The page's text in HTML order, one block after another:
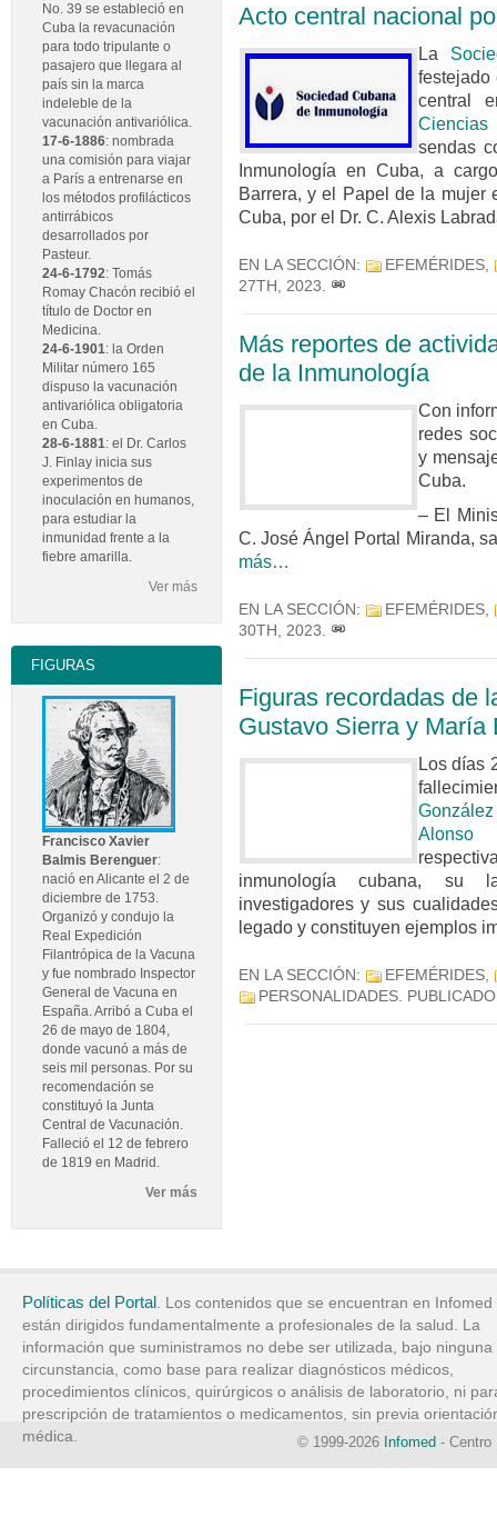
Acto central nacional
La
central
sendas
Inmunología en Cuba, a
Barrera, y el Papel de la mujer
Cuba, por el Dr. C. Alexis
EN LA SECCIÓN: EFEMÉRIDES,
27TH, 2023.
Más reportes de
de la Inmunología
Con
redes
y
Cuba.
– El
C. José Ángel Portal Miranda,
más…
EN LA SECCIÓN: EFEMÉRIDES,
30TH, 2023.
Figuras recordadas de
Gustavo Sierra y María
Los días
González
inmunología cubana, su
investigadores y sus
legado y constituyen ejemplos
EN LA SECCIÓN: EFEMÉRIDES,
PERSONALIDADES.
No. 39 se estableció en
Cuba la revacunación
para todo tripulante o
pasajero que llegara al
país sin la marca
indeleble de la
vacunación antivariólica.
17-6-1886: nombrada
una comisión para viajar
a París a entrenarse en
los métodos profilácticos
antirrábicos
desarrollados por
Pasteur.
24-6-1792: Tomás
Romay Chacón recibió el
título de Doctor en
Medicina.
24-6-1901: la Orden
Militar número 165
dispuso la vacunación
antivariólica obligatoria
en Cuba.
28-6-1881: el Dr. Carlos
J. Finlay inicia sus
experimentos de
inoculación en humanos,
para estudiar la
inmunidad frente a la
fiebre amarilla.
Ver más
FIGURAS
Francisco Xavier
Balmis Berenguer:
nació en Alicante el 2 de
diciembre de 1753.
Organizó y condujo la
Real Expedición
Filantrópica de la Vacuna
y fue nombrado Inspector
General de Vacuna en
España. Arribó a Cuba el
26 de mayo de 1804,
donde vacunó a más de
seis mil personas. Por su
recomendación se
constituyó la Junta
Central de Vacunación.
Falleció el 12 de febrero
de 1819 en Madrid.
Ver más
Políticas del Portal. Los contenidos que se encuentran en Infomed
están dirigidos fundamentalmente a profesionales de la salud. La
información que suministramos no debe ser utilizada, bajo ninguna
circunstancia, como base para realizar diagnósticos médicos,
procedimientos clínicos, quirúrgicos o análisis de laboratorio, ni
prescripción de tratamientos o medicamentos, sin previa
médica.
© 1999-2026 Infomed - Centro